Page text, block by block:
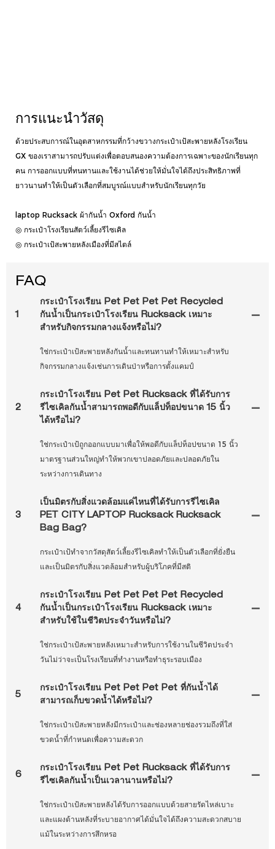
การแนะนำวัสดุ
ด้วยประสบการณ์ในอุตสาหกรรมที่กว้างขวางกระเป๋าเป้สะพายหลังโรงเรียน
GX ของเราสามารถปรับแต่งเพื่อตอบสนองความต้องการเฉพาะของนักเรียนทุก
คน การออกแบบที่ทนทานและใช้งานได้ช่วยให้มั่นใจได้ถึงประสิทธิภาพที่
ยาวนานทำให้เป็นตัวเลือกที่สมบูรณ์แบบสำหรับนักเรียนทุกวัย
laptop Rucksack ผ้ากันน้ำ Oxford กันน้ำ
◎ กระเป๋าโรงเรียนสัตว์เลี้ยงรีไซเคิล
◎ กระเป๋าเป้สะพายหลังเมืองที่มีสไตล์
FAQ
1
กระเป๋าโรงเรียน Pet Pet Pet Pet Recycled
กันน้ำเป็นกระเป๋าโรงเรียน Rucksack เหมาะ
สำหรับกิจกรรมกลางแจ้งหรือไม่?
ใช่กระเป๋าเป้สะพายหลังกันน้ำและทนทานทำให้เหมาะสำหรับ
กิจกรรมกลางแจ้งเช่นการเดินป่าหรือการตั้งแคมป์
2
กระเป๋าโรงเรียน Pet Pet Rucksack ที่ได้รับการ
รีไซเคิลกันน้ำสามารถพอดีกับแล็ปท็อปขนาด 15 นิ้ว
ได้หรือไม่?
ใช่กระเป๋าเป้ถูกออกแบบมาเพื่อให้พอดีกับแล็ปท็อปขนาด 15 นิ้ว
มาตรฐานส่วนใหญ่ทำให้พวกเขาปลอดภัยและปลอดภัยใน
ระหว่างการเดินทาง
3
เป็นมิตรกับสิ่งแวดล้อมแค่ไหนที่ได้รับการรีไซเคิล
PET CITY LAPTOP Rucksack Rucksack
Bag Bag?
กระเป๋าเป้ทำจากวัสดุสัตว์เลี้ยงรีไซเคิลทำให้เป็นตัวเลือกที่ยั่งยืน
และเป็นมิตรกับสิ่งแวดล้อมสำหรับผู้บริโภคที่มีสติ
4
กระเป๋าโรงเรียน Pet Pet Pet Pet Recycled
กันน้ำเป็นกระเป๋าโรงเรียน Rucksack เหมาะ
สำหรับใช้ในชีวิตประจำวันหรือไม่?
ใช่กระเป๋าเป้สะพายหลังเหมาะสำหรับการใช้งานในชีวิตประจำ
วันไม่ว่าจะเป็นโรงเรียนที่ทำงานหรือทำธุระรอบเมือง
5
กระเป๋าโรงเรียน Pet Pet Pet Pet ที่กันน้ำได้
สามารถเก็บขวดน้ำได้หรือไม่?
ใช่กระเป๋าเป้สะพายหลังมีกระเป๋าและช่องหลายช่องรวมถึงที่ใส่
ขวดน้ำที่กำหนดเพื่อความสะดวก
6
กระเป๋าโรงเรียน Pet Pet Rucksack ที่ได้รับการ
รีไซเคิลกันน้ำเป็นเวลานานหรือไม่?
ใช่กระเป๋าเป้สะพายหลังได้รับการออกแบบด้วยสายรัดไหล่เบาะ
และแผงด้านหลังที่ระบายอากาศได้มั่นใจได้ถึงความสะดวกสบาย
แม้ในระหว่างการสึกหรอ